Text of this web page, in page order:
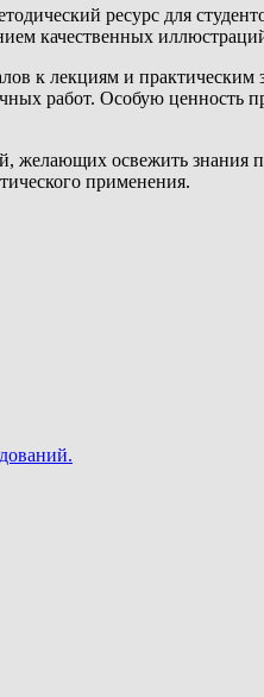
ресурс для
качественных
к лекциям и
работ. Особую ценность
освежить знания
применения.